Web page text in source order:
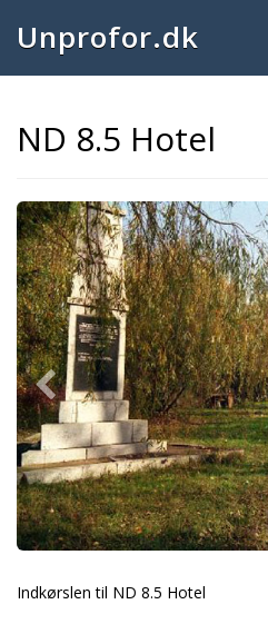
Unprofor.dk
ND 8.5 Hotel
Previous
Indkørslen til ND 8.5 Hotel